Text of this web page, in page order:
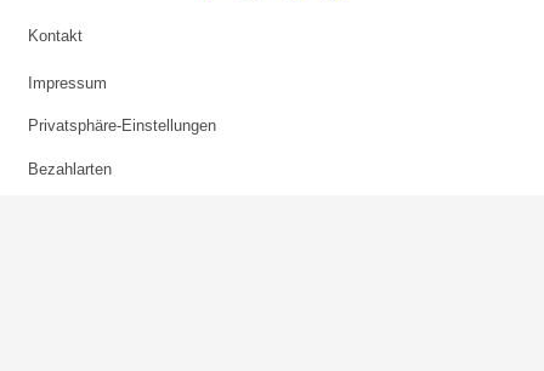
Kontakt
Impressum
Privatsphäre-Einstellungen
Bezahlarten